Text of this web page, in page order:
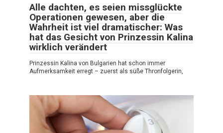
Alle dachten, es seien missglückte
Operationen gewesen, aber die
Wahrheit ist viel dramatischer: Was
hat das Gesicht von Prinzessin Kalina
wirklich verändert
Prinzessin Kalina von Bulgarien hat schon immer
Aufmerksamkeit erregt – zuerst als süße Thronfolgerin,